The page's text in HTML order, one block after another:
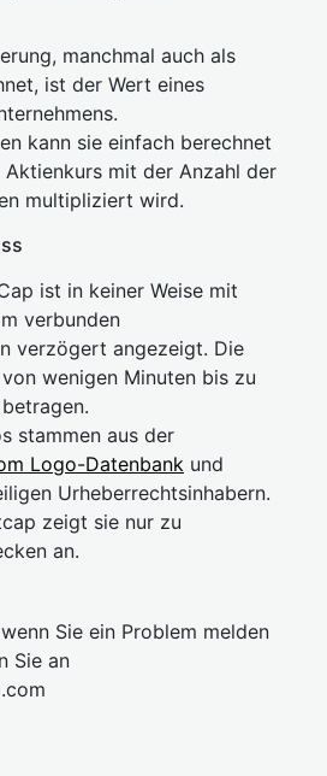
manchmal auch als
ist der Wert eines
kann sie einfach berechnet
mit der Anzahl der
multipliziert wird.
ist in keiner Weise mit
verbunden
verzögert angezeigt. Die
wenigen Minuten bis zu
stammen aus der
Logo-Datenbank und
Urheberrechtsinhabern.
zeigt sie nur zu
an.
Sie ein Problem melden
Sie an